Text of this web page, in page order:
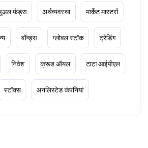
फंड्स अर्थव्यवस्था मार्केट मास्टर्स
बॉन्ड्स ग्लोबल स्टॉक ट्रेडिंग
निवेश क्रूड ऑयल टाटा आईपीएल
स्टॉक्स अनलिस्टेड कंपनियां